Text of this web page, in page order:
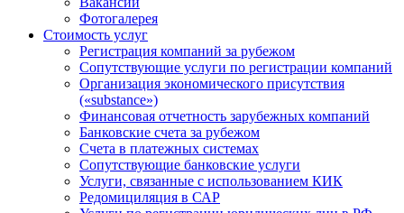
Фотогалерея
Стоимость услуг
Регистрация компаний за рубежом
Сопутствующие услуги по регистрации компаний
Организация экономического присутствия
(«substance»)
Финансовая отчетность зарубежных компаний
Банковские счета за рубежом
Счета в платежных системах
Сопутствующие банковские услуги
Услуги, связанные с использованием КИК
Редомициляция в САР